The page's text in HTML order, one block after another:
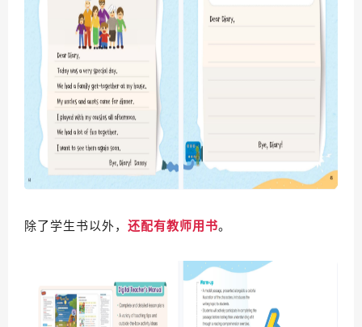
除了学生书以外， 还配有教师用书。